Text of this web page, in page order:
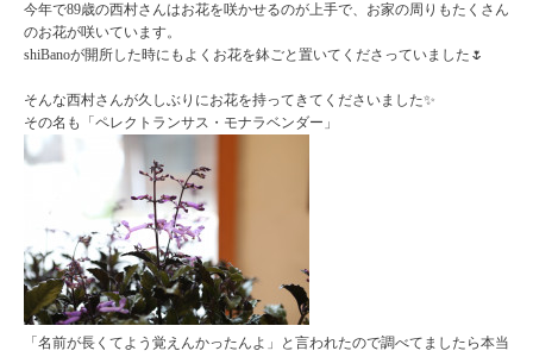
今年で89歳の西村さんはお花を咲かせるのが上手で、お家の周りもたくさん
のお花が咲いています。
shiBanoが開所した時にもよくお花を鉢ごと置いてくださっていました🌷
そんな西村さんが久しぶりにお花を持ってきてくださいました✨
その名も「ペレクトランサス・モナラベンダー」
「名前が長くてよう覚えんかったんよ」と言われたので調べてましたら本当